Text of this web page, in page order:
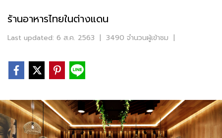
ร้านอาหารไทยในต่างแดน
Last updated: 6 ส.ค. 2563 | 3490 จำนวนผู้เข้าชม |